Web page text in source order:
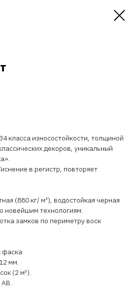
класса износостойкости, толщиной
декоров, уникальный
в регистр, повторяет
(880 кг/ м³), водостойкая черная
новейшим технологиям.
замков по периметру воск
фаска
мм.
(2 м²).